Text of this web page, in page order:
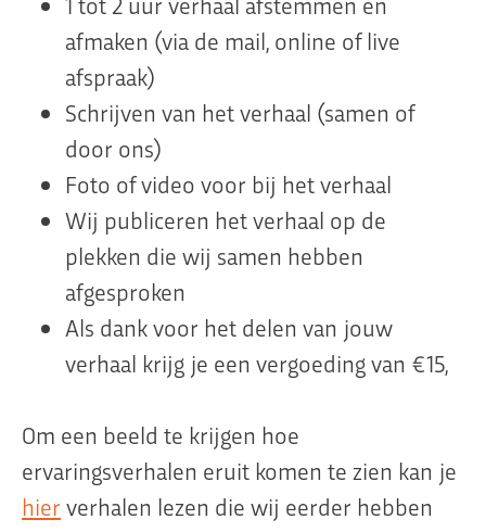
afmaken (via de mail, online of live
afspraak)
Schrijven van het verhaal (samen of
door ons)
Foto of video voor bij het verhaal
Wij publiceren het verhaal op de
plekken die wij samen hebben
afgesproken
Als dank voor het delen van jouw
verhaal krijg je een vergoeding van €15,
Om een beeld te krijgen hoe
ervaringsverhalen eruit komen te zien kan je
hier verhalen lezen die wij eerder hebben